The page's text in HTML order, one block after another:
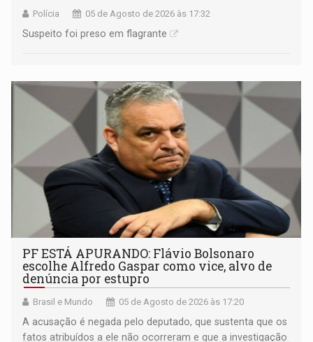
Polícia 05 de Agosto de 2026 às 17:32
Suspeito foi preso em flagrante
PF ESTÁ APURANDO: Flávio Bolsonaro
escolhe Alfredo Gaspar como vice, alvo de
denúncia por estupro
Brasil e Mundo 05 de Agosto de 2026 às 17:20
A acusação é negada pelo deputado, que sustenta que os
fatos atribuídos a ele não ocorreram e que a investigação